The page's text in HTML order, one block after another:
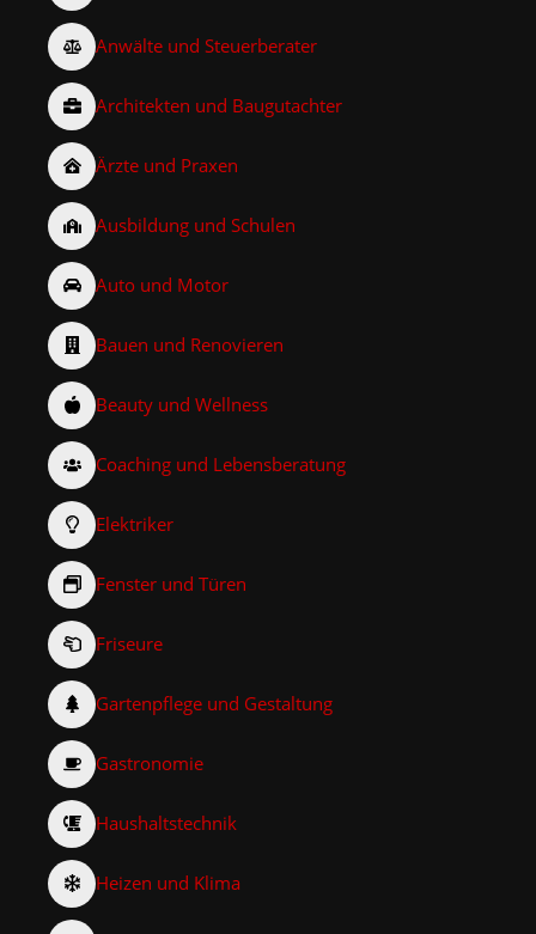
Anwälte und Steuerberater
Architekten und Baugutachter
Ärzte und Praxen
Ausbildung und Schulen
Auto und Motor
Bauen und Renovieren
Beauty und Wellness
Coaching und Lebensberatung
Elektriker
Fenster und Türen
Friseure
Gartenpflege und Gestaltung
Gastronomie
Haushaltstechnik
Heizen und Klima